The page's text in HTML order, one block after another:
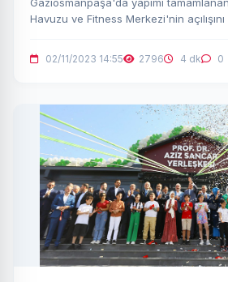
Havuzu ve Fitness Merkezi'nin açılışını
02/11/2023 14:55 2796 4 dk 0